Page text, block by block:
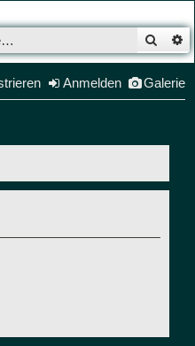
Galerie
Anmelden